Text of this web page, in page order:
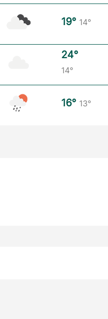
19° 14°
24°
14°
16° 13°